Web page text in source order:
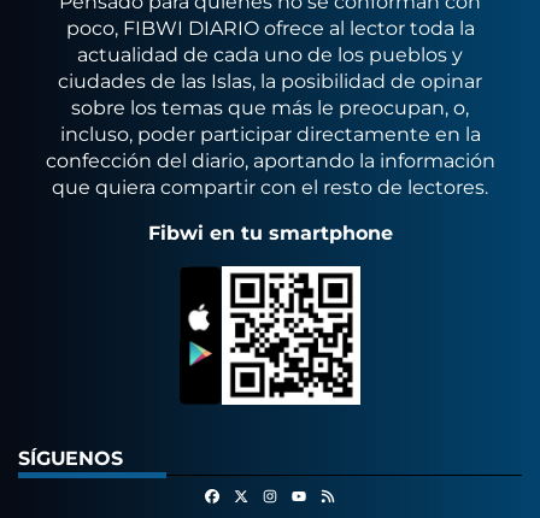
poco, FIBWI DIARIO ofrece al lector toda la
actualidad de cada uno de los pueblos y
ciudades de las Islas, la posibilidad de opinar
sobre los temas que más le preocupan, o,
incluso, poder participar directamente en la
confección del diario, aportando la información
que quiera compartir con el resto de lectores.
Fibwi en tu smartphone
SÍGUENOS
FacebookInstagram